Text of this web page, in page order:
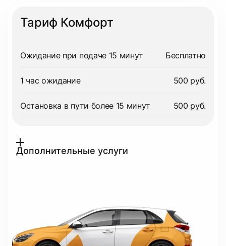
Тариф Комфорт
Ожидание при подаче 15 минут Бесплатно
1 час ожидание 500 руб.
Остановка в пути более 15 минут 500 руб.
Дополнительные услуги